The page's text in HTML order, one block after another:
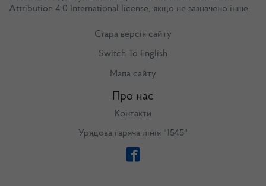
Attribution 4.0 International license, якщо не зазначено інше.
Стара версія сайту
Switch To English
Мапа сайту
Про нас
Контакти
Урядова гаряча лінія "1545"